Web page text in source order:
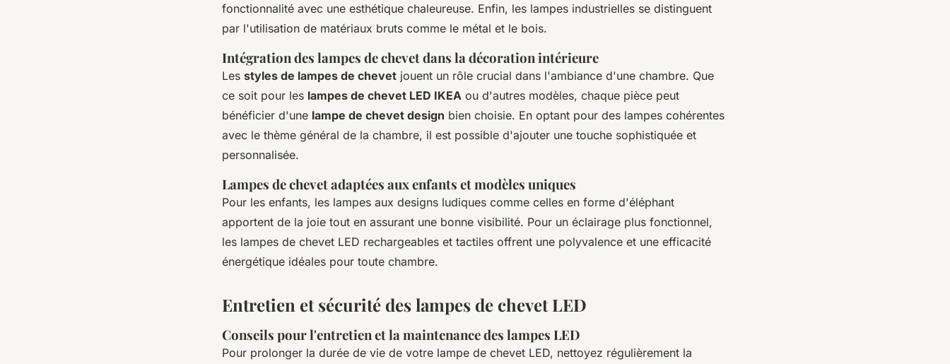
fonctionnalité avec une esthétique chaleureuse. Enfin, les lampes industrielles se distinguent
par l'utilisation de matériaux bruts comme le métal et le bois.
Intégration des lampes de chevet dans la décoration intérieure
Les styles de lampes de chevet jouent un rôle crucial dans l'ambiance d'une chambre. Que
ce soit pour les lampes de chevet LED IKEA ou d'autres modèles, chaque pièce peut
bénéficier d'une lampe de chevet design bien choisie. En optant pour des lampes cohérentes
avec le thème général de la chambre, il est possible d'ajouter une touche sophistiquée et
personnalisée.
Lampes de chevet adaptées aux enfants et modèles uniques
Pour les enfants, les lampes aux designs ludiques comme celles en forme d'éléphant
apportent de la joie tout en assurant une bonne visibilité. Pour un éclairage plus fonctionnel,
les lampes de chevet LED rechargeables et tactiles offrent une polyvalence et une efficacité
énergétique idéales pour toute chambre.
Entretien et sécurité des lampes de chevet LED
Conseils pour l'entretien et la maintenance des lampes LED
Pour prolonger la durée de vie de votre lampe de chevet LED, nettoyez régulièrement la